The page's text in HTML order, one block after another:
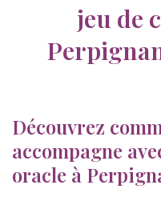
jeu de
Découvrez
accompagne
oracle à